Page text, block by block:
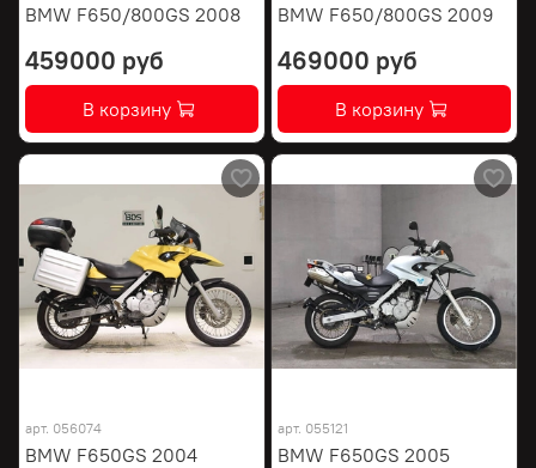
BMW F650/800GS 2008
459000 руб
В корзину
BMW F650/800GS 2009
469000 руб
В корзину
арт. 056074
BMW F650GS 2004
арт. 055121
BMW F650GS 2005